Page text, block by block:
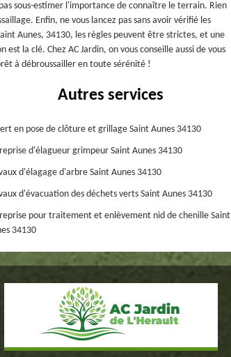
sous-estimer l'importance de connaître le terrain. Rien
Enfin, ne vous lancez pas sans avoir vérifié les
Aunes, 34130, les règles peuvent être strictes, et une
la clé. Chez AC Jardin, on vous conseille aussi de vous
à débroussailler en toute sérénité !
Autres services
en pose de clôture et grillage Saint Aunes 34130
d'élagueur grimpeur Saint Aunes 34130
d'élagage d'arbre Saint Aunes 34130
d'évacuation des déchets verts Saint Aunes 34130
pour traitement et enlèvement nid de chenille Saint
34130